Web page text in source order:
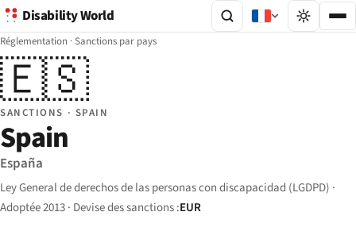
Disability World
Réglementation ·Sanctions par pays
🇪🇸
SANCTIONS · SPAIN
Spain
España
Ley General de derechos de las personas con discapacidad (LGDPD) ·
Adoptée 2013 · Devise des sanctions :EUR